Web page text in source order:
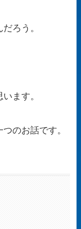
ろう。
ます。
のお話です。